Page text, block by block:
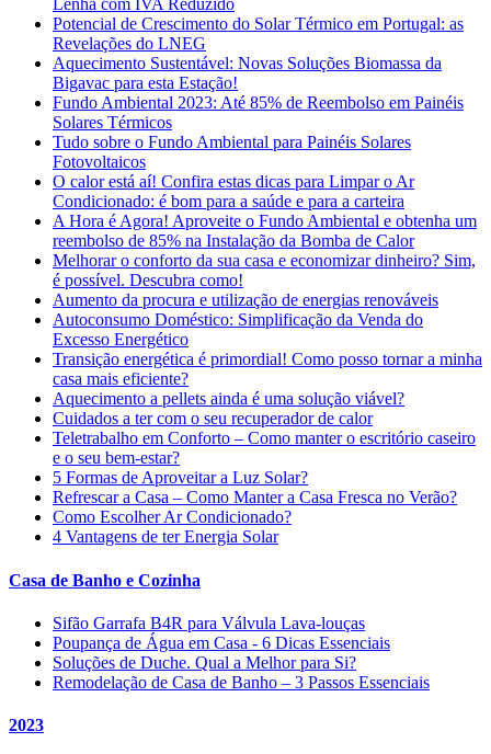
Lenha com IVA Reduzido
Potencial de Crescimento do Solar Térmico em Portugal: as
Revelações do LNEG
Aquecimento Sustentável: Novas Soluções Biomassa da
Bigavac para esta Estação!
Fundo Ambiental 2023: Até 85% de Reembolso em Painéis
Solares Térmicos
Tudo sobre o Fundo Ambiental para Painéis Solares
Fotovoltaicos
O calor está aí! Confira estas dicas para Limpar o Ar
Condicionado: é bom para a saúde e para a carteira
A Hora é Agora! Aproveite o Fundo Ambiental e obtenha um
reembolso de 85% na Instalação da Bomba de Calor
Melhorar o conforto da sua casa e economizar dinheiro? Sim,
é possível. Descubra como!
Aumento da procura e utilização de energias renováveis
Autoconsumo Doméstico: Simplificação da Venda do
Excesso Energético
Transição energética é primordial! Como posso tornar a minha
casa mais eficiente?
Aquecimento a pellets ainda é uma solução viável?
Cuidados a ter com o seu recuperador de calor
Teletrabalho em Conforto – Como manter o escritório caseiro
e o seu bem-estar?
5 Formas de Aproveitar a Luz Solar?
Refrescar a Casa – Como Manter a Casa Fresca no Verão?
Como Escolher Ar Condicionado?
4 Vantagens de ter Energia Solar
Casa de Banho e Cozinha
Sifão Garrafa B4R para Válvula Lava-louças
Poupança de Água em Casa - 6 Dicas Essenciais
Soluções de Duche. Qual a Melhor para Si?
Remodelação de Casa de Banho – 3 Passos Essenciais
2023